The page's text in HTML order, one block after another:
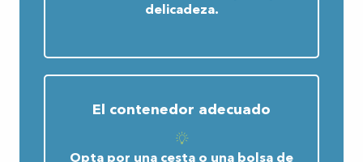
delicadeza.
El contenedor adecuado
Opta por una cesta o una bolsa de